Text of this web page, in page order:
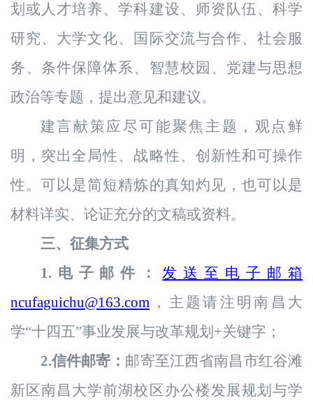
划或人才培养、学科建设、 师资队伍 、 科学
研究、 大学文化、 国际交流与合作、 社会服
务、条件保障体系、 智慧校园、 党建与思想
政治等专题，提出意见和建议。
建言献策应尽可能聚焦主题，观点鲜
明，突出全局性、战略性、创新性和可操作
性。可以是简短精炼的真知灼见， 也可以是
材料详实、论证充分的文稿或资料。
三、征集方式
1.电子邮件：发送至电子邮箱
ncufaguichu@163.com ，主题请注明南昌大
学“十四五”事业发展与改革规划 +关键字；
2.信件邮寄： 邮寄至江西省南昌市红谷滩
新区南昌大学前湖校区办公楼发展规划与学